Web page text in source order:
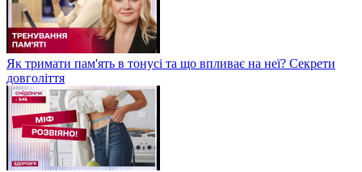
Як тримати пам'ять в тонусі та що впливає на неї? Секрети
довголіття